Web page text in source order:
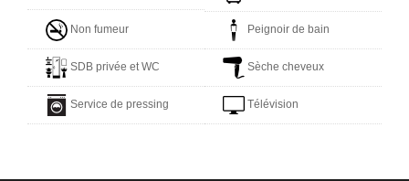
Non fumeur Peignoir de bain
SDB privée et WC Sèche cheveux
Service de pressing Télévision